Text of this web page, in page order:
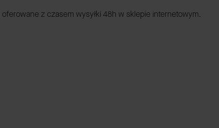
z czasem wysyłki 48h w sklepie internetowym.